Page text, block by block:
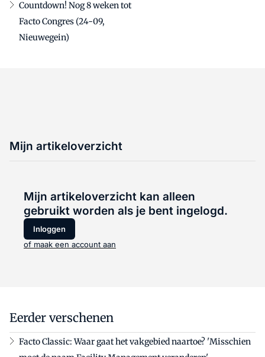
Countdown! Nog 8 weken tot
Facto Congres (24-09,
Nieuwegein)
Mijn artikeloverzicht
Mijn artikeloverzicht kan alleen
gebruikt worden als je bent ingelogd.
Inloggen
of maak een account aan
Eerder verschenen
Facto Classic: Waar gaat het vakgebied naartoe? 'Misschien